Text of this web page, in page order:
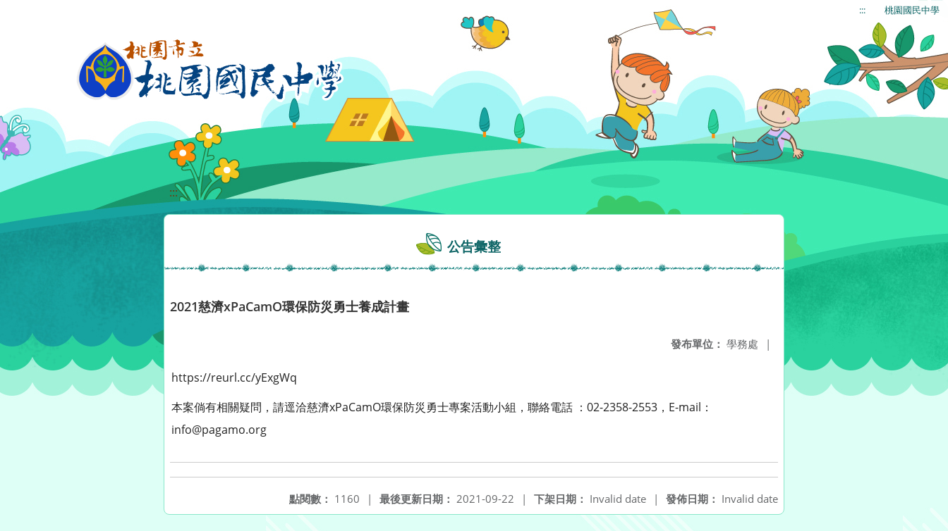
::: 桃園國民中學
:::
公告彙整
2021慈濟xPaCamO環保防災勇士養成計畫
發布單位： 學務處 |
https://reurl.cc/yExgWq
本案倘有相關疑問，請逕洽慈濟xPaCamO環保防災勇士專案活動小組，聯絡電話 ：02-2358-2553，E-mail：
info@pagamo.org
發佈日期： Invalid date
下架日期： Invalid date |
最後更新日期： 2021-09-22 |
點閱數： 1160 |